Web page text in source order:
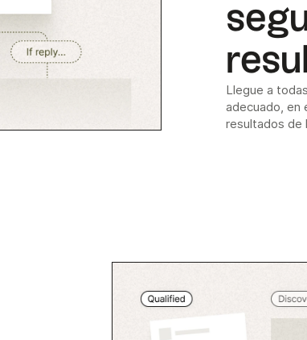
Llegue a
adecuado, en
resultados de